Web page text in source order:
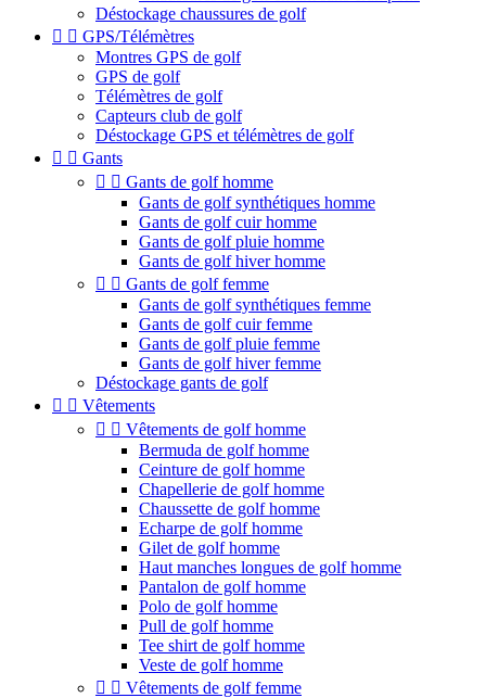
Déstockage chaussures de golf
  GPS/Télémètres
Montres GPS de golf
GPS de golf
Télémètres de golf
Capteurs club de golf
Déstockage GPS et télémètres de golf
  Gants
  Gants de golf homme
Gants de golf synthétiques homme
Gants de golf cuir homme
Gants de golf pluie homme
Gants de golf hiver homme
  Gants de golf femme
Gants de golf synthétiques femme
Gants de golf cuir femme
Gants de golf pluie femme
Gants de golf hiver femme
Déstockage gants de golf
  Vêtements
  Vêtements de golf homme
Bermuda de golf homme
Ceinture de golf homme
Chapellerie de golf homme
Chaussette de golf homme
Echarpe de golf homme
Gilet de golf homme
Haut manches longues de golf homme
Pantalon de golf homme
Polo de golf homme
Pull de golf homme
Tee shirt de golf homme
Veste de golf homme
  Vêtements de golf femme